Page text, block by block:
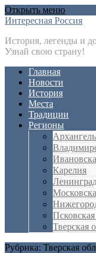
Открыть меню
Интересная Россия
История, легенды и
Узнай свою страну!
Главная
Новости
История
Места
Традиции
Регионы
Карелия
Тверская
Рубрика: Тверская